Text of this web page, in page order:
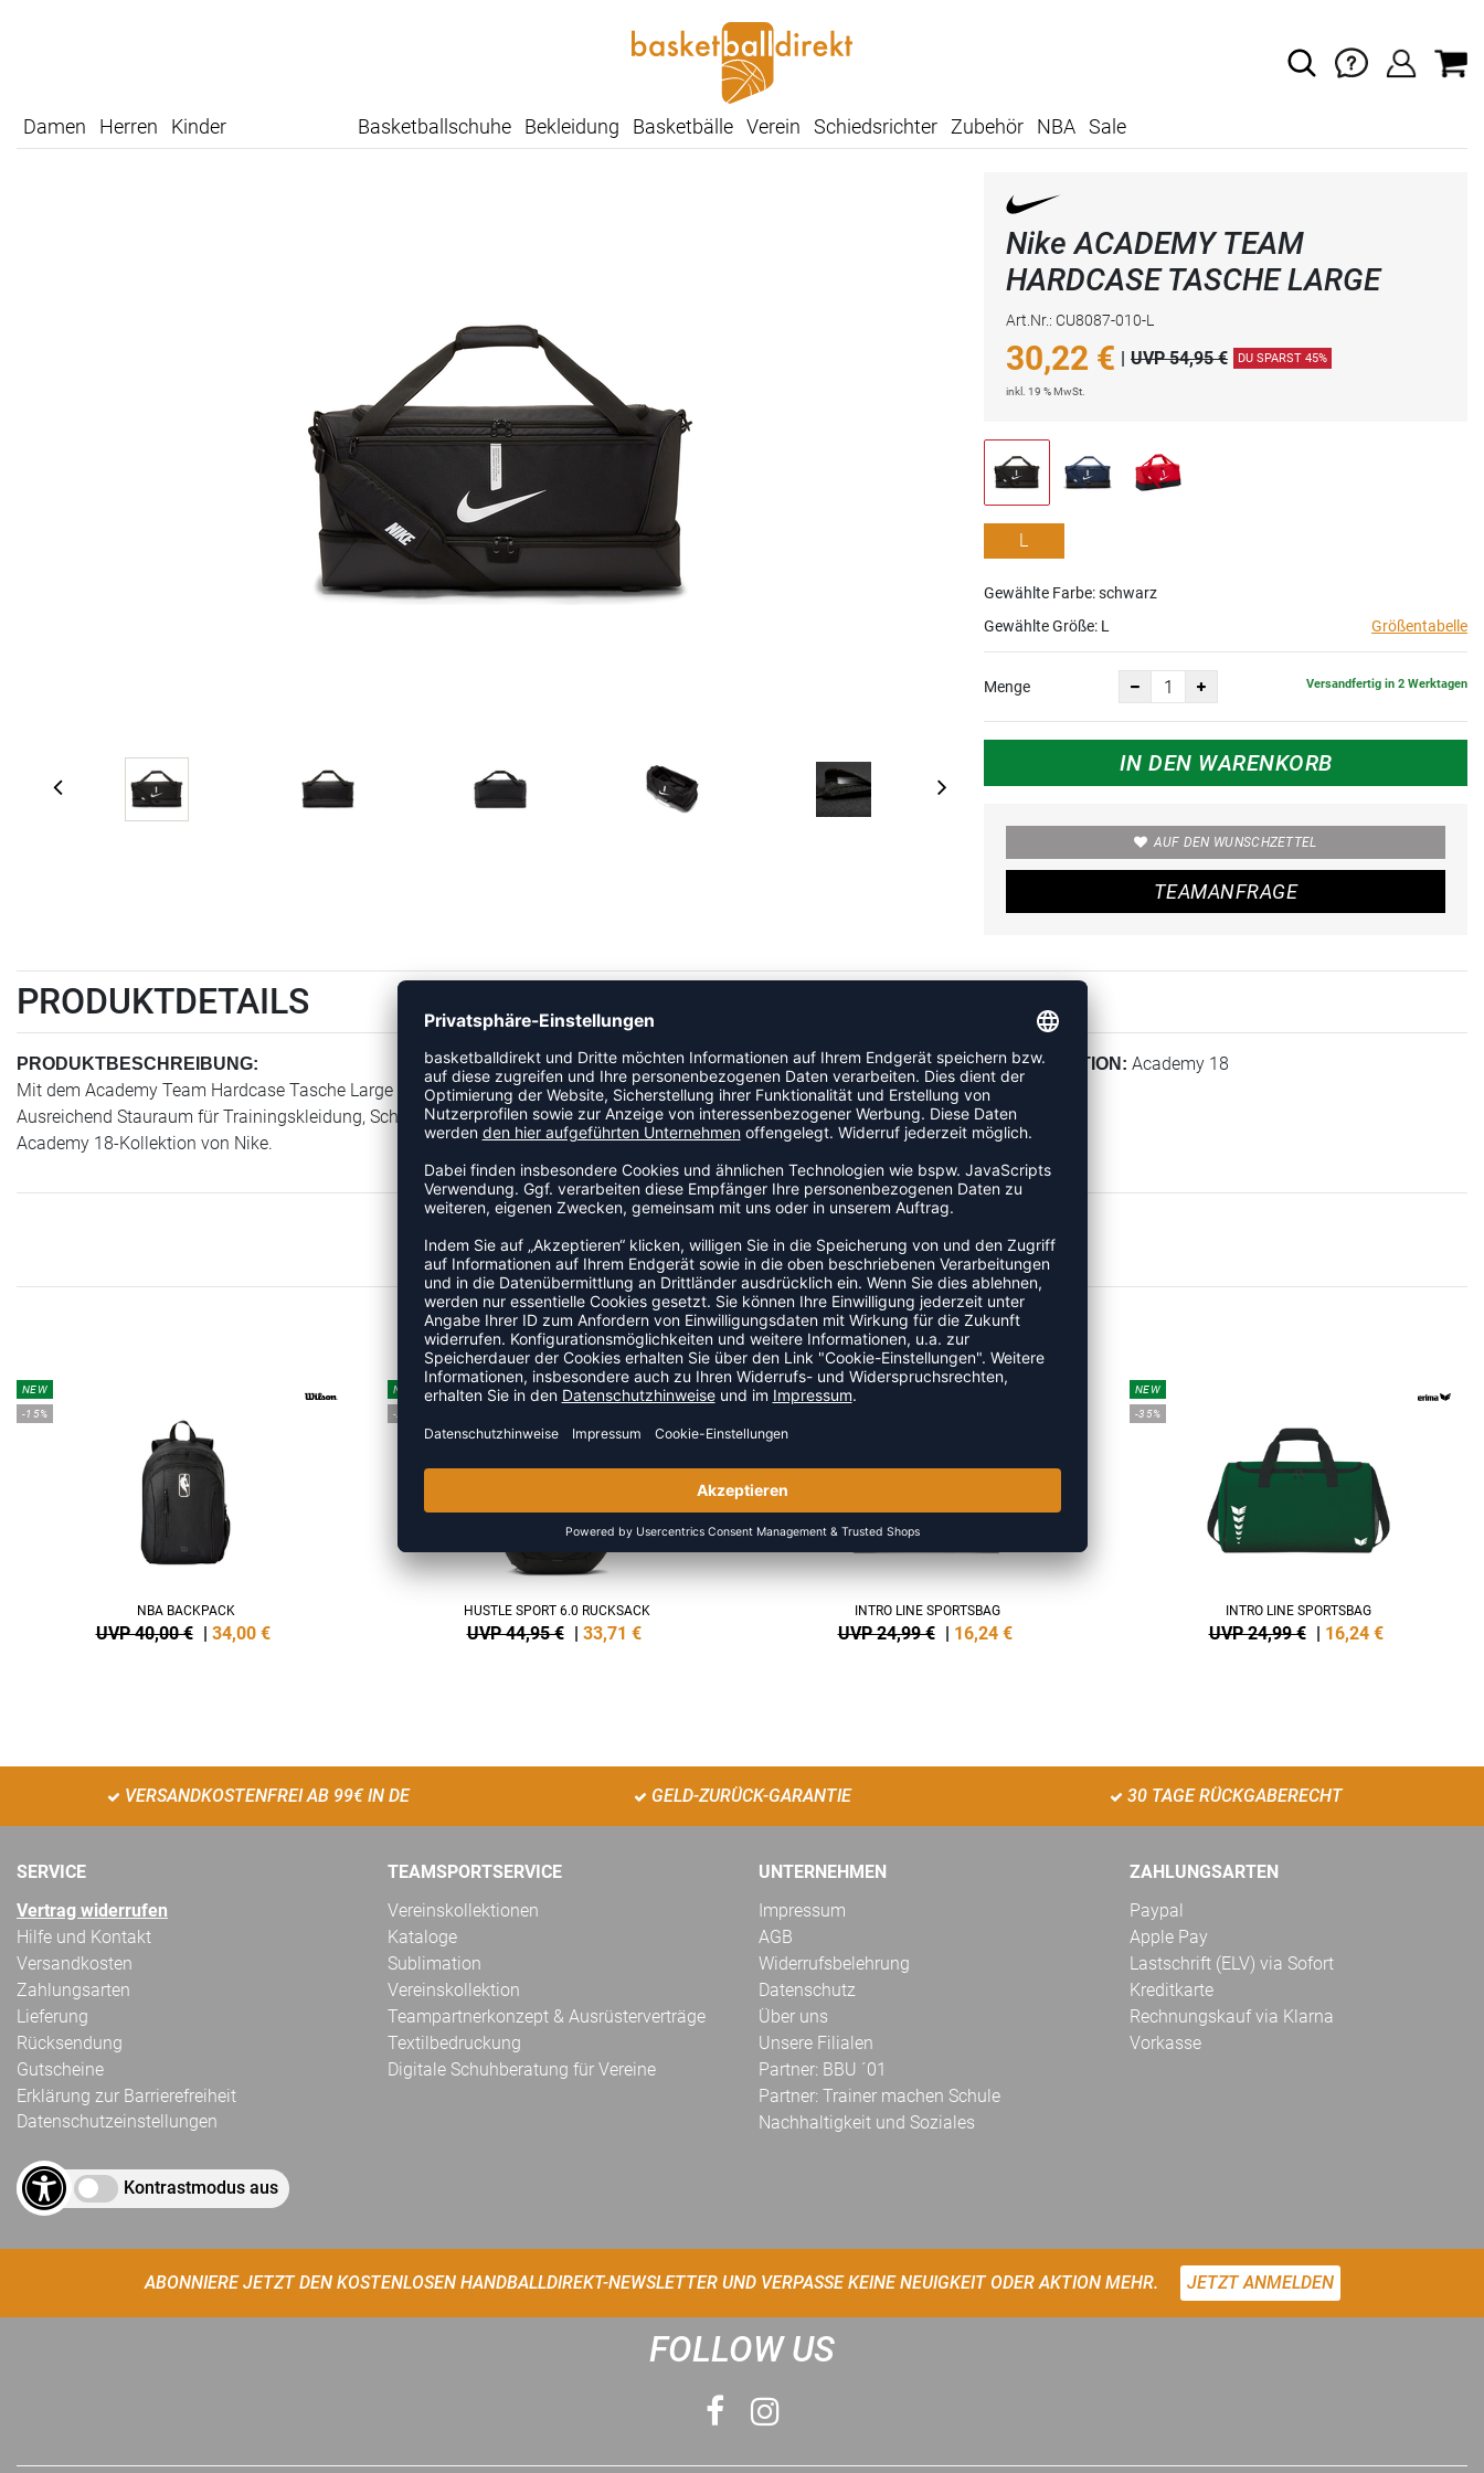
Damen Herren Kinder Basketballschuhe Bekleidung Basketbälle Verein Schiedsrichter Zubehör NBA Sale
Nike ACADEMY TEAM
HARDCASE TASCHE LARGE
Art.Nr.: CU8087-010-L
30,22 € | UVP 54,95 € DU SPARST 45%
inkl. 19 % MwSt.
L
Gewählte Farbe: schwarz
Gewählte Größe: L Größentabelle
Menge Versandfertig in 2 Werktagen
IN DEN WARENKORB
AUF DEN WUNSCHZETTEL
TEAMANFRAGE
PRODUKTDETAILS
PRODUKTBESCHREIBUNG:
Mit dem Academy Team Hardcase Tasche Large bringt Nike einen Artikel der Kategorie Sporttasche an den Start.
Ausreichend Stauraum für Trainingskleidung, Schuhe und Zubehör auf dem Weg zum Verein. Das Modell ist Teil der
Academy 18-Kollektion von Nike.
KOLLEKTION: Academy 18
ZULETZT ANGESEHEN
MEHR AUS DER KATEGORIE TASCHEN
NEW
-15%
NBA BACKPACK
UVP 40,00 € | 34,00 €
NEW
-25%
HUSTLE SPORT 6.0 RUCKSACK
UVP 44,95 € | 33,71 €
NEW
INTRO LINE SPORTSBAG
UVP 24,99 € | 16,24 €
NEW
-35%
INTRO LINE SPORTSBAG
UVP 24,99 € | 16,24 €
VERSANDKOSTENFREI AB 99€ IN DE GELD-ZURÜCK-GARANTIE 30 TAGE RÜCKGABERECHT
SERVICE
Vertrag widerrufen
Hilfe und Kontakt
Versandkosten
Zahlungsarten
Lieferung
Rücksendung
Gutscheine
Erklärung zur Barrierefreiheit
Datenschutzeinstellungen
Kontrastmodus aus
TEAMSPORTSERVICE
Vereinskollektionen
Kataloge
Sublimation
Vereinskollektion
Teampartnerkonzept & Ausrüsterverträge
Textilbedruckung
Digitale Schuhberatung für Vereine
UNTERNEHMEN
Impressum
AGB
Widerrufsbelehrung
Datenschutz
Über uns
Unsere Filialen
Partner: BBU ´01
Partner: Trainer machen Schule
Nachhaltigkeit und Soziales
ZAHLUNGSARTEN
Paypal
Apple Pay
Lastschrift (ELV) via Sofort
Kreditkarte
Rechnungskauf via Klarna
Vorkasse
ABONNIERE JETZT DEN KOSTENLOSEN HANDBALLDIREKT-NEWSLETTER UND VERPASSE KEINE NEUIGKEIT ODER AKTION MEHR. JETZT ANMELDEN
FOLLOW US